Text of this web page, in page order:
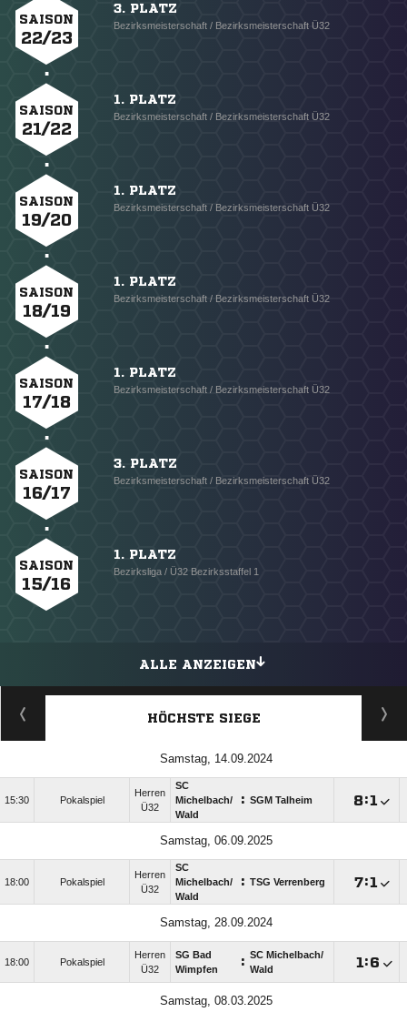
SAISON
22/23
3. PLATZ
Bezirksmeisterschaft / Bezirksmeisterschaft Ü32
SAISON
21/22
1. PLATZ
Bezirksmeisterschaft / Bezirksmeisterschaft Ü32
SAISON
19/20
1. PLATZ
Bezirksmeisterschaft / Bezirksmeisterschaft Ü32
SAISON
18/19
1. PLATZ
Bezirksmeisterschaft / Bezirksmeisterschaft Ü32
SAISON
17/18
1. PLATZ
Bezirksmeisterschaft / Bezirksmeisterschaft Ü32
SAISON
16/17
3. PLATZ
Bezirksmeisterschaft / Bezirksmeisterschaft Ü32
SAISON
15/16
1. PLATZ
Bezirksliga / Ü32 Bezirksstaffel 1
ALLE ANZEIGEN
HÖCHSTE SIEGE
Samstag, 14.09.2024
15:30 Pokalspiel
Herren
Ü32
SC
Michelbach/​
Wald
: SGM Talheim :
Samstag, 06.09.2025
18:00 Pokalspiel
Herren
Ü32
SC
Michelbach/​
Wald
: TSG Verrenberg :
Samstag, 28.09.2024
18:00 Pokalspiel
Herren
Ü32
SG Bad
Wimpfen
: SC Michelbach/​
Wald
:
Samstag, 08.03.2025